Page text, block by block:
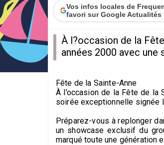
Vos infos locales de
favori sur Google Actualités
À l?occasion de la
années 2000 avec
Fête de la Sainte-Anne
À l’occasion de la Fête de la
soirée exceptionnelle signée
Préparez-vous à replonger
un showcase exclusif du
marqué toute une génération